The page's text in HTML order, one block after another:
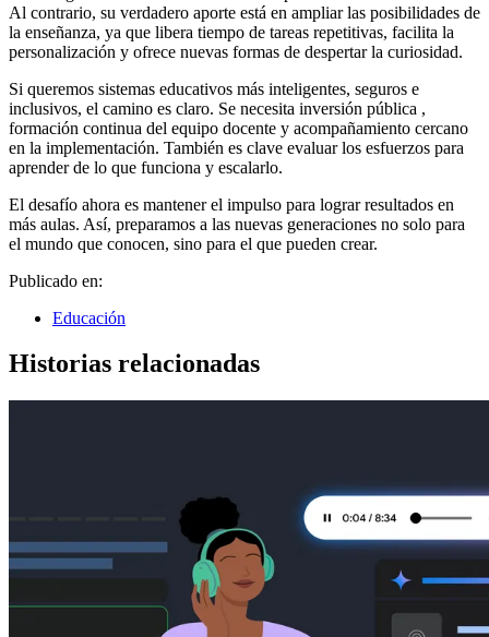
Al contrario, su verdadero aporte está en ampliar las posibilidades de
la enseñanza, ya que libera tiempo de tareas repetitivas, facilita la
personalización y ofrece nuevas formas de despertar la curiosidad.
Si queremos sistemas educativos más inteligentes, seguros e
inclusivos, el camino es claro. Se necesita inversión pública ,
formación continua del equipo docente y acompañamiento cercano
en la implementación. También es clave evaluar los esfuerzos para
aprender de lo que funciona y escalarlo.
El desafío ahora es mantener el impulso para lograr resultados en
más aulas. Así, preparamos a las nuevas generaciones no solo para
el mundo que conocen, sino para el que pueden crear.
Publicado en:
Educación
Historias relacionadas